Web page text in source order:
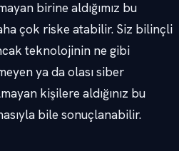
birine aldığımız bu
çok riske atabilir. Siz bilinçli
teknolojinin ne gibi
ya da olası siber
kişilere aldığınız bu
bile sonuçlanabilir.